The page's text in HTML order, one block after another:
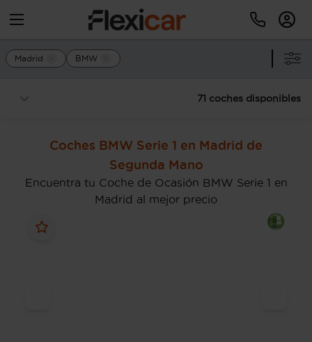
Madrid BMW
71 coches disponibles
Coches BMW Serie 1 en Madrid de
Segunda Mano
Encuentra tu Coche de Ocasión BMW Serie 1 en
Madrid al mejor precio